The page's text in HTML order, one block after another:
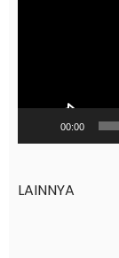
00:00
LAINNYA